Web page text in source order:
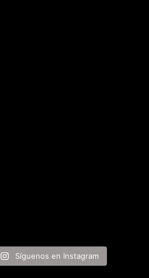
Síguenos en Instagram